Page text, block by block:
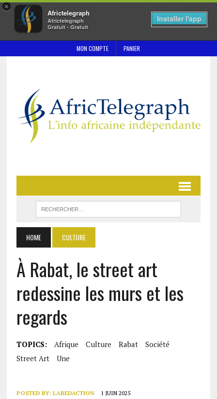
×
Africtelegraph
Africtelegraph
Gratuit - Gratuit
Installer l'app
MON COMPTE PANIER
HOME CULTURE
À Rabat, le street art
redessine les murs et les
regards
TOPICS: Afrique Culture Rabat
Société
Street Art
Une
POSTED BY: LAREDACTION 1 JUIN 2025